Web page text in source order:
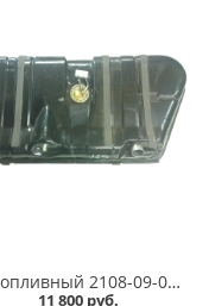
Бак топливный 2108-09-099 карбюраторный в Омске
11 800 руб.